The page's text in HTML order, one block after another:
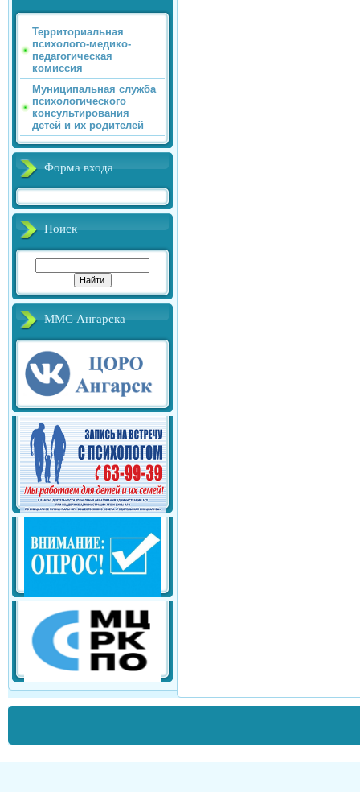
Территориальная
психолого-медико-
педагогическая
комиссия
Муниципальная служба
психологического
консультирования
детей и их родителей
Форма входа
Поиск
ММС Ангарска